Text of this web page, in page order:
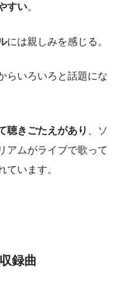
すい。
には親しみを感じる。
らいろいろと話題にな
聴きごたえがあり 、ソ
アムがライブで歌って
ています。
録曲